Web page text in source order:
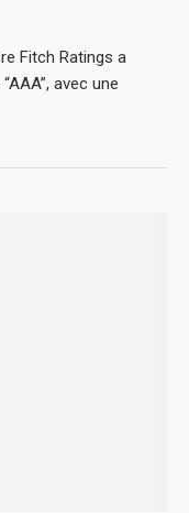
Fitch Ratings a
avec une